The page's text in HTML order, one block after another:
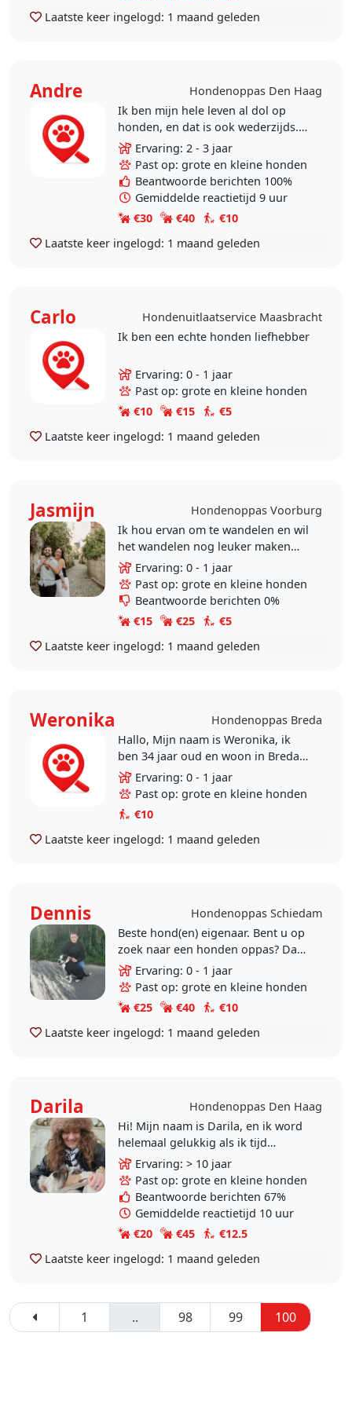
Laatste keer ingelogd: 1 maand geleden
Andre
Hondenoppas Den Haag
Ik ben mijn hele leven al dol op
honden, en dat is ook wederzijds.
ik hou ervan om een flink stuk te
wandelen met een hond, en doe
dat ook regelmatig..
Ervaring: 2 - 3 jaar
Past op: grote en kleine honden
Beantwoorde berichten 100%
Gemiddelde reactietijd 9 uur
€30
€40
€10
Laatste keer ingelogd: 1 maand geleden
Carlo
Hondenuitlaatservice Maasbracht
Ik ben een echte honden liefhebber
Ervaring: 0 - 1 jaar
Past op: grote en kleine honden
€10
€15
€5
Laatste keer ingelogd: 1 maand geleden
Jasmijn
Hondenoppas Voorburg
Ik hou ervan om te wandelen en wil
het wandelen nog leuker maken
met een wandelbuddy. Zowel korte
als lange wandelingen. Wandelen
kan zowel met grote..
Ervaring: 0 - 1 jaar
Past op: grote en kleine honden
Beantwoorde berichten 0%
€15
€25
€5
Laatste keer ingelogd: 1 maand geleden
Weronika
Hondenoppas Breda
Hallo, Mijn naam is Weronika, ik
ben 34 jaar oud en woon in Breda.
Ik houd van dieren en breng graag
tijd door met honden. Ik ben een
rustig,..
Ervaring: 0 - 1 jaar
Past op: grote en kleine honden
€10
Laatste keer ingelogd: 1 maand geleden
Dennis
Hondenoppas Schiedam
Beste hond(en) eigenaar. Bent u op
zoek naar een honden oppas? Dan
hoor ik het graag. Ik woon samen
met mijn partner en ons zoontje in
een ruim..
Ervaring: 0 - 1 jaar
Past op: grote en kleine honden
€25
€40
€10
Laatste keer ingelogd: 1 maand geleden
Darila
Hondenoppas Den Haag
Hi! Mijn naam is Darila, en ik word
helemaal gelukkig als ik tijd
doorbreng met honden ♡ Ik heb
zelf jaren een hondje gehad, en
hoewel ik het..
Ervaring: > 10 jaar
Past op: grote en kleine honden
Beantwoorde berichten 67%
Gemiddelde reactietijd 10 uur
€20
€45
€12.5
Laatste keer ingelogd: 1 maand geleden
1 .. 98 99 100